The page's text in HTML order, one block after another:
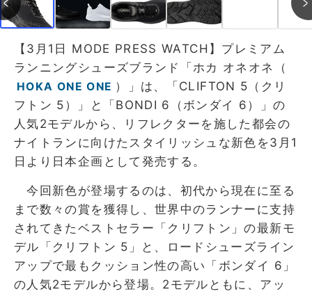
【3月1日 MODE PRESS WATCH】プレミアム
ランニングシューズブランド「ホカ オネオネ（
HOKA ONE ONE ）」は、「CLIFTON 5（クリ
フトン 5）」と「BONDI 6（ボンダイ 6）」の
人気2モデルから、リフレクターを施した都会の
ナイトランに向けたスタイリッシュな新色を3月1
日より日本企画として発売する。
今回新色が登場するのは、初代から現在に至る
まで数々の賞を獲得し、世界中のランナーに支持
されてきたベストセラー「クリフトン」の最新モ
デル「クリフトン 5」と、ロードシューズライン
アップで最もクッション性の高い「ボンダイ 6」
の人気2モデルから登場。2モデルともに、アッ